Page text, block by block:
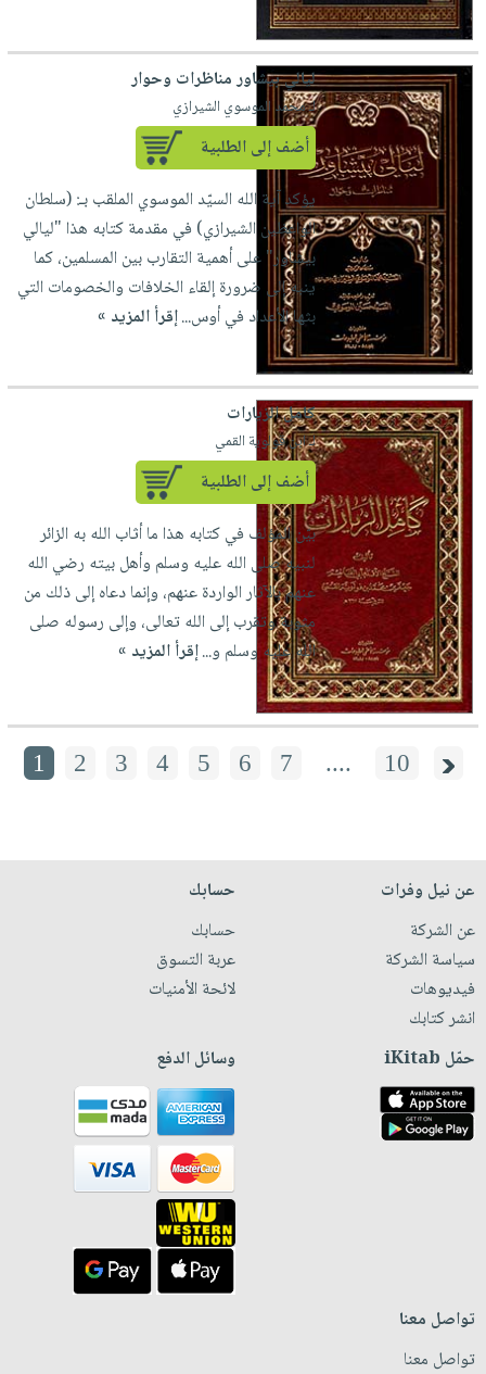
ليالي بيشاور مناظرات وحوار
لـ محمد الموسوي الشيرازي
أضف إلى الطلبية
يؤكد آية الله السيّد الموسوي الملقب بـ: (سلطان
الواعظين الشيرازي) في مقدمة كتابه هذا "ليالي
بيشاور" على أهمية التقارب بين المسلمين، كما
ينبه إلى ضرورة إلقاء الخلافات والخصومات التي
بثها الأعداد في أوس...إقرأ المزيد »
كامل الزيارات
لـ ابن قولوية القمي
أضف إلى الطلبية
بيّن المؤلف في كتابه هذا ما أثاب الله به الزائر
لنبيه صلى الله عليه وسلم وأهل بيته رضي الله
عنهم بالآثار الواردة عنهم، وإنما دعاه إلى ذلك من
مثوبة وتقرب إلى الله تعالى، وإلى رسوله صلى
الله عليه وسلم و...إقرأ المزيد »
1 2 3 4 5 6 7 .... 10
عن نيل وفرات
عن الشركة
سياسة الشركة
فيديوهات
انشر كتابك
حسابك
حسابك
عربة التسوق
لائحة الأمنيات
حمّل iKitab وسائل الدفع
تواصل معنا
تواصل معنا